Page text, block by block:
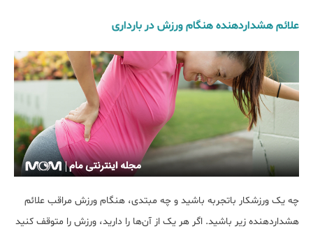
علائم هشداردهنده هنگام ورزش در بارداری
چه یک ورزشکار باتجربه باشید و چه مبتدی، هنگام ورزش مراقب علائم
هشداردهنده زیر باشید. اگر هر یک از آن‌ها را دارید، ورزش را متوقف کنید